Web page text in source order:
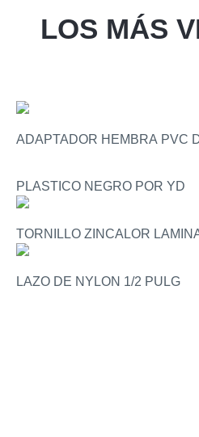
LOS MÁS
ADAPTADOR HEMBRA PVC
PLASTICO NEGRO POR YD
TORNILLO ZINCALOR
LAZO DE NYLON 1/2 PULG